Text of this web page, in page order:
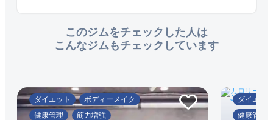
このジムをチェックした人は
こんなジムもチェックしています
ダイエット
ボディーメイク
健康管理
筋力増強
ダイエッ
健康管理